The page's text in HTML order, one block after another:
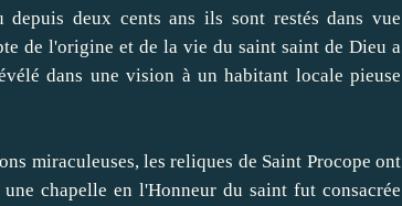
deux cents ans ils sont restés dans vue
de l'origine et de la vie du saint saint de Dieu a
dans une vision à un habitant locale pieuse
miraculeuses, les reliques de Saint Procope ont
chapelle en l'Honneur du saint fut consacrée